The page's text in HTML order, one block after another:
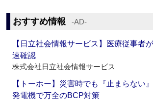
おすすめ情報 ‐AD‐
【日立社会情報サービス】医療従事者
速確認
株式会社日立社会情報サービス
【トーホー】災害時でも『止まらない
発電機で万全のBCP対策